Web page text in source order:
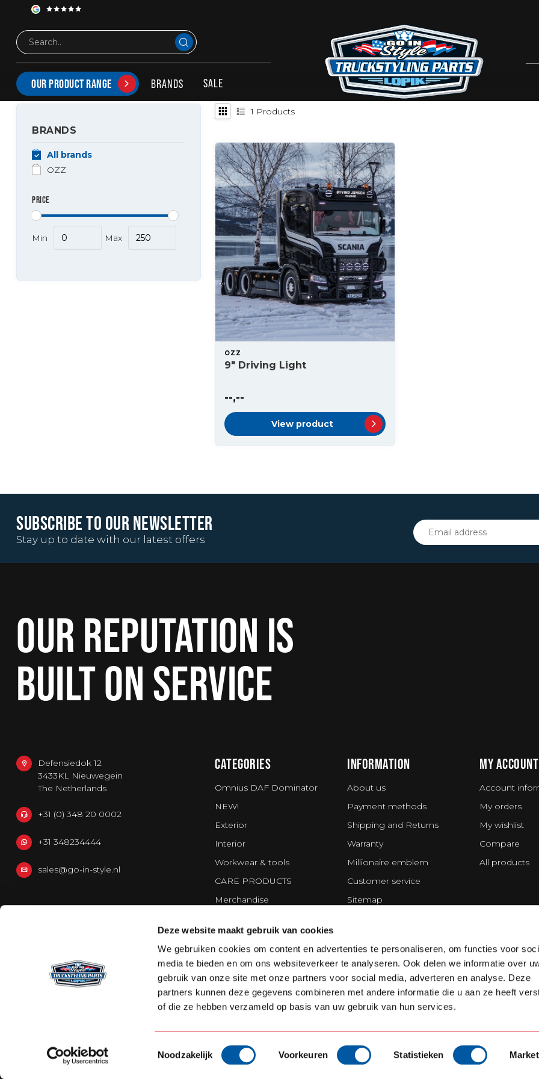
Deze website maakt gebruik van cookies
We gebruiken cookies om content en advertenties te personaliseren, om functies voor
media te bieden en om ons websiteverkeer te analyseren. Ook delen we informatie over
gebruik van onze site met onze partners voor social media, adverteren en analyse. Deze
partners kunnen deze gegevens combineren met andere informatie die u aan ze heeft
of die ze hebben verzameld op basis van uw gebruik van hun services.
Toestemmingsselectie
Noodzakelijk Voorkeuren Statistieken
OUR PRODUCT RANGE BRANDS SALE
PRODUCTS TAGGED WITH BRIOD OZZ
BRANDS
All brands
OZZ
PRICE
Min Max
1 Products
OZZ
9" Driving Light
--,--
View product
SUBSCRIBE TO OUR NEWSLETTER
Stay up to date with our latest offers
OUR REPUTATION IS
BUILT ON SERVICE
Defensiedok 12
3433KL Nieuwegein
The Netherlands
+31 (0) 348 20 0002
+31 348234444
sales@go-in-style.nl
CATEGORIES
Omnius DAF Dominator
NEW!
Exterior
Interior
Workwear & tools
CARE PRODUCTS
Merchandise
Strands Lighting Division
INFORMATION
About us
Payment methods
Shipping and Returns
Warranty
Millionaire emblem
Customer service
Sitemap
Terms and Conditions
Cookie policy
MY ACCOUNT
Account
My orders
My wishlist
Compare
All products